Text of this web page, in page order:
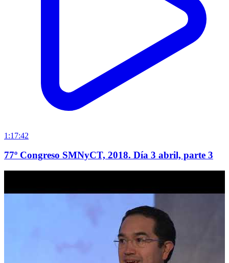
1:17:42
77º Congreso SMNyCT, 2018. Día 3 abril, parte 3